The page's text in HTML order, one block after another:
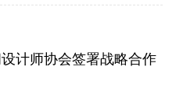
计师协会签署战略合作